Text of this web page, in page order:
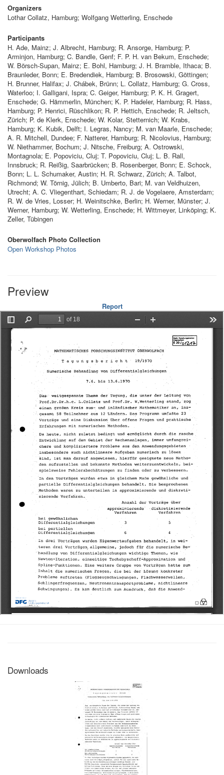
Organizers
Lothar Collatz, Hamburg; Wolfgang Wetterling, Enschede
Participants
H. Ade, Mainz; J. Albrecht, Hamburg; R. Ansorge, Hamburg; P.
Arminjon, Hamburg; C. Bandle, Genf; F. P. H. van Bekum, Enschede;
W. Börsch-Supan, Mainz; E. Bohl, Hamburg; J. H. Bramble, Ithaca; B.
Braunleder, Bonn; E. Bredendiek, Hamburg; B. Brosowski, Göttingen;
H. Brunner, Halifax; J. Chábek, Brünn; L. Collatz, Hamburg; G. Cross,
Waterloo; I. Galligani, Ispra; C. Geiger, Hamburg; P. K. H. Gragert,
Enschede; G. Hämmerlin, München; K. P. Hadeler, Hamburg; R. Hass,
Hamburg; P. Henrici, Rüschlikon; R. P. Hettich, Enschede; R. Jeltsch,
Zürich; P. de Klerk, Enschede; W. Kolar, Stetternich; W. Krabs,
Hamburg; K. Kubik, Delft; I. Legras, Nancy; M. van Maarle, Enschede;
A. R. Mitchell, Dundee; F. Natterer, Hamburg; R. Nicolovius, Hamburg;
W. Niethammer, Bochum; J. Nitsche, Freiburg; A. Ostrowski,
Montagnola; E. Popoviciu, Cluj; T. Popoviciu, Cluj; L. B. Rall,
Innsbruck; R. Reißig, Saarbrücken; B. Rosenberger, Bonn; E. Schock,
Bonn; L. L. Schumaker, Austin; H. R. Schwarz, Zürich; A. Talbot,
Richmond; W. Törnig, Jülich; B. Umberto, Bari; M. van Veldhuizen,
Utrecht; A. C. Vliegenthart, Schiedam; R. J. de Vogelaere, Amsterdam;
R. W. de Vries, Losser; H. Weinitschke, Berlin; H. Werner, Münster; J.
Werner, Hamburg; W. Wetterling, Enschede; H. Wittmeyer, Linköping; K.
Zeller, Tübingen
Oberwolfach Photo Collection
Open Workshop Photos
Preview
Report
Downloads